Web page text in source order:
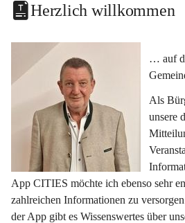
Herzlich willkommen
… auf
Als
unsere
App CITIES möchte ich ebenso sehr
zahlreichen Informationen zu
der App gibt es Wissenswertes über